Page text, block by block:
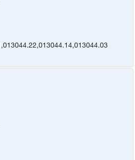
,013044.22,013044.14,013044.03